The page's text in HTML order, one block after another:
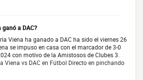
a DAC?
Viena ha ganado a DAC ha sido el viernes 26
se impuso en casa con el marcador de 3-0
con motivo de la Amistosos de Clubes 3.
Viena vs DAC en Fútbol Directo en pinchando